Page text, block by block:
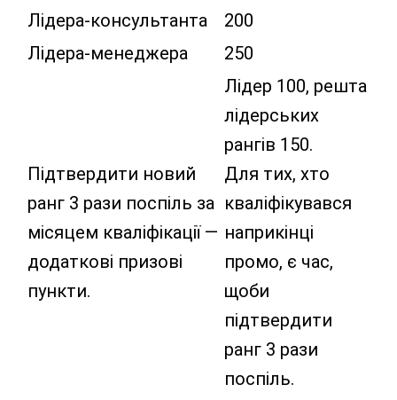
Лідера-консультанта
200
Лідера-менеджера
250
Підтвердити новий
ранг 3 рази поспіль за
місяцем кваліфікації —
додаткові призові
пункти.
Лідер 100, решта
лідерських
рангів 150.
Для тих, хто
кваліфікувався
наприкінці
промо, є час,
щоби
підтвердити
ранг 3 рази
поспіль.